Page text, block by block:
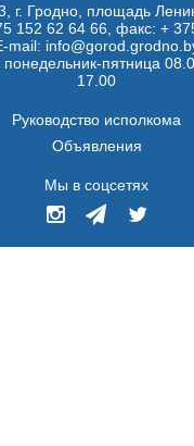
г. Гродно, площадь
152 62 64 66 , факс: +
mail:
пятница
17.00
Руководство исполкома
Объявления
Мы в соцсетях